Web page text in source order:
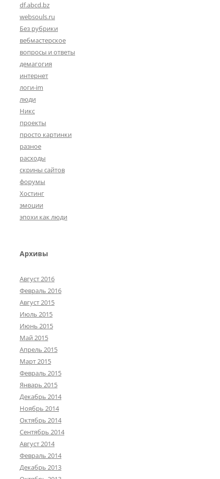
df.abcd.bz
websouls.ru
Без рубрики
вебмастерское
вопросы и ответы
демагогия
интернет
логи-im
люди
Никс
проекты
просто картинки
разное
расходы
скрины сайтов
форумы
Хостинг
эмоции
эпохи как люди
Архивы
Август 2016
Февраль 2016
Август 2015
Июль 2015
Июнь 2015
Май 2015
Апрель 2015
Март 2015
Февраль 2015
Январь 2015
Декабрь 2014
Ноябрь 2014
Октябрь 2014
Сентябрь 2014
Август 2014
Февраль 2014
Декабрь 2013